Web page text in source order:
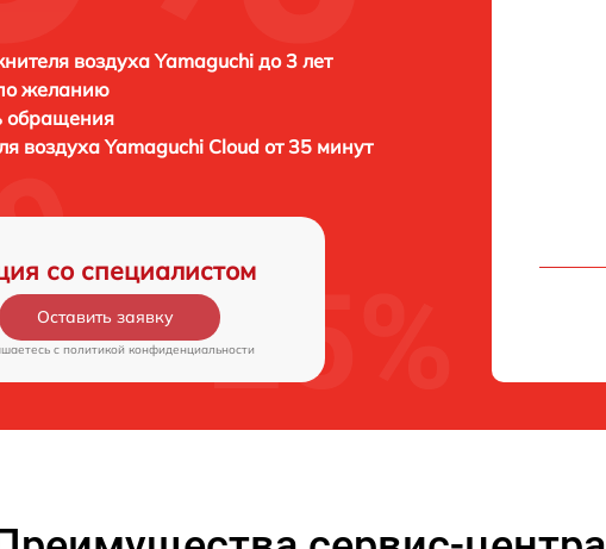
воздуха Yamaguchi до 3 лет
желанию
обращения
воздухаYamaguchi Cloud от 35 минут
со специалистом
Оставить заявку
c политикой конфиденциальности